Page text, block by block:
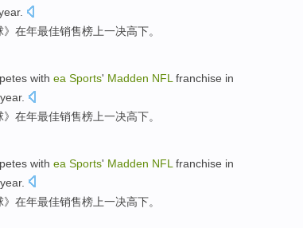
.
》 在年最佳销售榜 上一决高下。
with ea Sports' Madden NFL franchise in
year.
》 在年最佳销售榜 上一决高下。
with ea Sports' Madden NFL franchise in
year.
》 在年最佳销售榜 上一决高下。